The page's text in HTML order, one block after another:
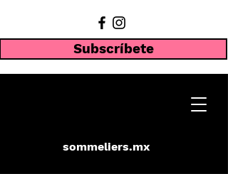
sommeliers.mx
Subscríbete